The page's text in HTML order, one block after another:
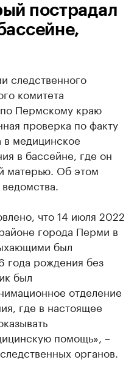
пострадал
следственного
комитета
Пермскому краю
проверка по факту
в медицинское
в бассейне, где он
матерью. Об этом
что 14 июля 2022
города Перми в
был
года рождения без
был
отделение
где в настоящее
помощь», –
органов.